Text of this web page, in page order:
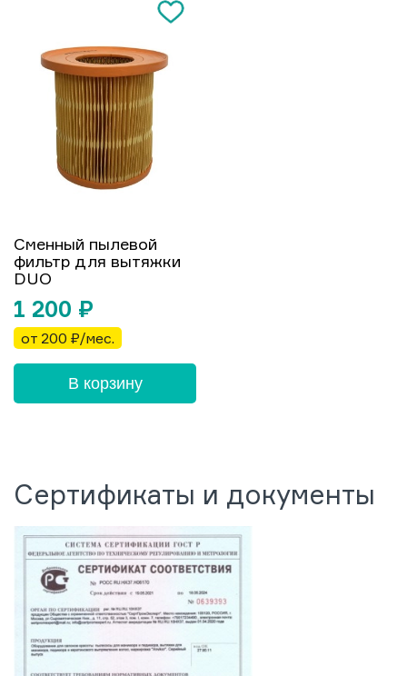
Сменный пылевой
фильтр для вытяжки
DUO
1 200 ₽
от 200 ₽/мес.
В корзину
Сертификаты и документы